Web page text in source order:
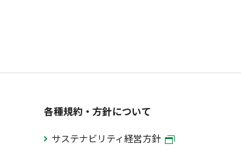
各種規約・方針について
サステナビリティ経営方針